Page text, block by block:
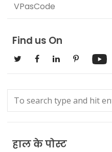
VPasCode
Find us On
हाल के पोस्ट